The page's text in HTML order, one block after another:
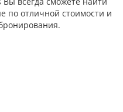
по отличной стоимости и